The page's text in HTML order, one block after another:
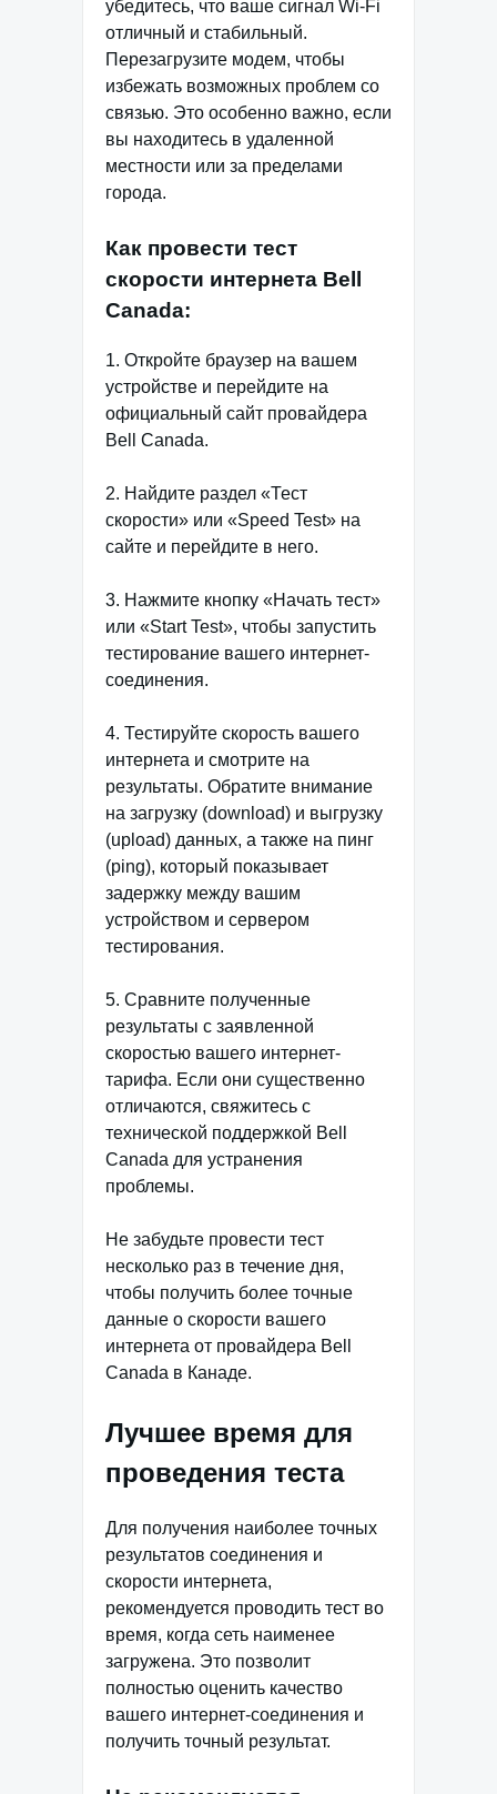
убедитесь, что ваше сигнал Wi-Fi
отличный и стабильный.
Перезагрузите модем, чтобы
избежать возможных проблем со
связью. Это особенно важно, если
вы находитесь в удаленной
местности или за пределами
города.
Как провести тест
скорости интернета Bell
Canada:
1. Откройте браузер на вашем
устройстве и перейдите на
официальный сайт провайдера
Bell Canada.
2. Найдите раздел «Тест
скорости» или «Speed Test» на
сайте и перейдите в него.
3. Нажмите кнопку «Начать тест»
или «Start Test», чтобы запустить
тестирование вашего интернет-
соединения.
4. Тестируйте скорость вашего
интернета и смотрите на
результаты. Обратите внимание
на загрузку (download) и выгрузку
(upload) данных, а также на пинг
(ping), который показывает
задержку между вашим
устройством и сервером
тестирования.
5. Сравните полученные
результаты с заявленной
скоростью вашего интернет-
тарифа. Если они существенно
отличаются, свяжитесь с
технической поддержкой Bell
Canada для устранения
проблемы.
Не забудьте провести тест
несколько раз в течение дня,
чтобы получить более точные
данные о скорости вашего
интернета от провайдера Bell
Canada в Канаде.
Лучшее время для
проведения теста
Для получения наиболее точных
результатов соединения и
скорости интернета,
рекомендуется проводить тест во
время, когда сеть наименее
загружена. Это позволит
полностью оценить качество
вашего интернет-соединения и
получить точный результат.